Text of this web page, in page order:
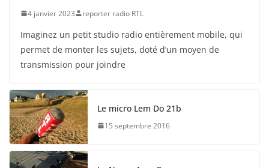
4 janvier 2023 reporter radio RTL
Imaginez un petit studio radio entièrement mobile, qui
permet de monter les sujets, doté d’un moyen de
transmission pour joindre
Le micro Lem Do 21b
15 septembre 2016